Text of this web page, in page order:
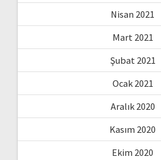
Nisan 2021
Mart 2021
Şubat 2021
Ocak 2021
Aralık 2020
Kasım 2020
Ekim 2020